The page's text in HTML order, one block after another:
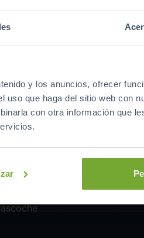
y los anuncios, ofrecer
que haga del sitio web con
con otra información que
[KYW] Pack Tech